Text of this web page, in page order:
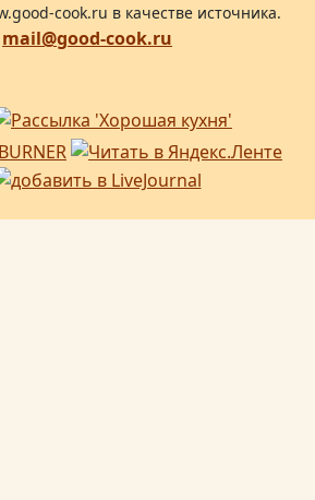
cook.ru в качестве источника.
mail@good-cook.ru